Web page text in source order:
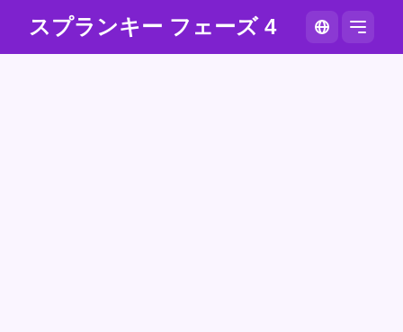
スプランキー フェーズ 4